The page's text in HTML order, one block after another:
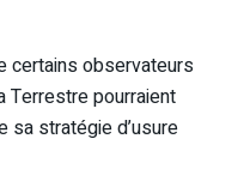
certains observateurs
Terrestre pourraient
sa stratégie d’usure